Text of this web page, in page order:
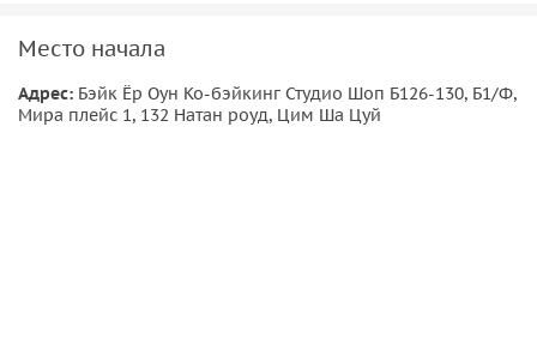
Незабываемый опыт
Это не просто урок готовки, а знакомство с аутентичными
вкусами Гонконга
, которые сложно повторить где‑то ещё.
Место начала
Адрес: Бэйк Ёр Оун Ко-бэйкинг Студио Шоп Б126-130, Б1/Ф,
Мира плейс 1, 132 Натан роуд, Цим Ша Цуй